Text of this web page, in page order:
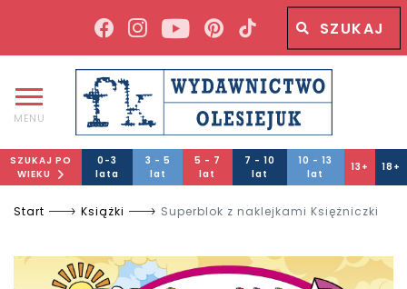
Wyszukiwana fraza
MENU
SZUKAJ PO
WIEKU
0-3
lata
3 - 5
lat
5 - 7
lat
7 - 10
lat
10 - 13
lat
13+ 18+
Start Książki Superblok z naklejkami Księżniczki